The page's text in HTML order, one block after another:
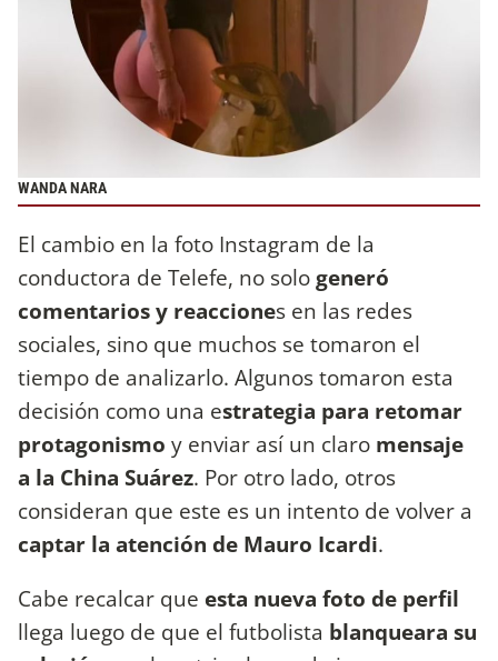
WANDA NARA
El cambio en la foto Instagram de la
conductora de Telefe, no sologeneró
comentarios y reacciones en las redes
sociales, sino que muchos se tomaron el
tiempo de analizarlo. Algunos tomaron esta
decisión como una estrategia para retomar
protagonismo y enviar así un claro mensaje
a la China Suárez. Por otro lado, otros
consideran que este es un intento de volver a
captar la atención de Mauro Icardi.
Cabe recalcar que esta nueva foto de perfil
llega luego de que el futbolista blanqueara su